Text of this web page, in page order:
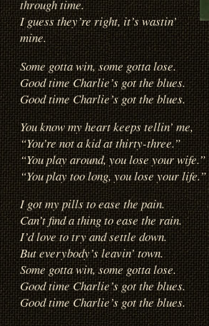
through time.
I guess they’re right, it’s wastin’
mine.
Some gotta win, some gotta lose.
Good time Charlie’s got the blues.
Good time Charlie’s got the blues.
You know my heart keeps tellin’ me,
“You’re not a kid at thirty-three.”
“You play around, you lose your wife.”
“You play too long, you lose your life.”
I got my pills to ease the pain.
Can’t find a thing to ease the rain.
I’d love to try and settle down.
But everybody’s leavin’ town.
Some gotta win, some gotta lose.
Good time Charlie’s got the blues.
Good time Charlie’s got the blues.